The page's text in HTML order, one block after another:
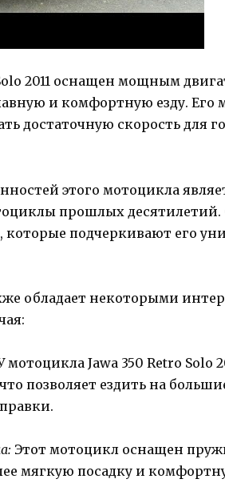
2011 оснащен мощным
и комфортную езду. Его
достаточную скорость для
этого мотоцикла
прошлых десятилетий.
подчеркивают его
обладает некоторыми
мотоцикла Jawa 350 Retro Solo
позволяет ездить на
Этот мотоцикл оснащен
мягкую посадку и